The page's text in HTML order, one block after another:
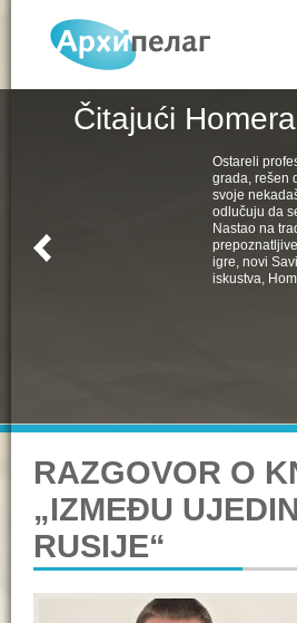
Čitajući
Ostareli
grada, rešen
svoje
odlučuju da
Nastao na
igre, novi
iskustva,
RAZGOVOR O
„IZMEĐU
RUSIJE“